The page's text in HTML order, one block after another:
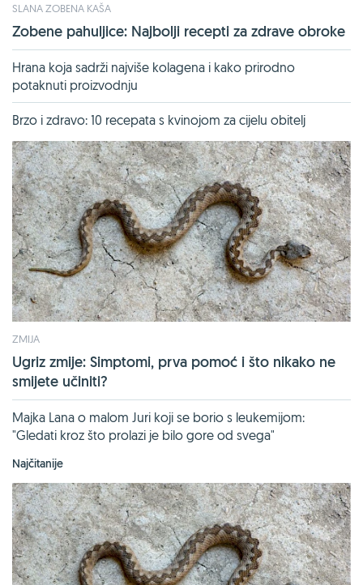
SLANA ZOBENA KAŠA
Zobene pahuljice: Najbolji recepti za zdrave obroke
Hrana koja sadrži najviše kolagena i kako prirodno
potaknuti proizvodnju
Brzo i zdravo: 10 recepata s kvinojom za cijelu obitelj
ZMIJA
Ugriz zmije: Simptomi, prva pomoć i što nikako ne
smijete učiniti?
Majka Lana o malom Juri koji se borio s leukemijom:
"Gledati kroz što prolazi je bilo gore od svega"
Najčitanije